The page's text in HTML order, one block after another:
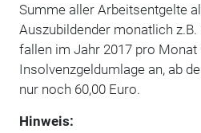
Summe aller Arbeits­entgelte
Auszubildender monatlich z.B.
fallen im Jahr 2017 pro Monat
Insolvenzgeldumlage an, ab
nur noch 60,00 Euro.
Hinweis: